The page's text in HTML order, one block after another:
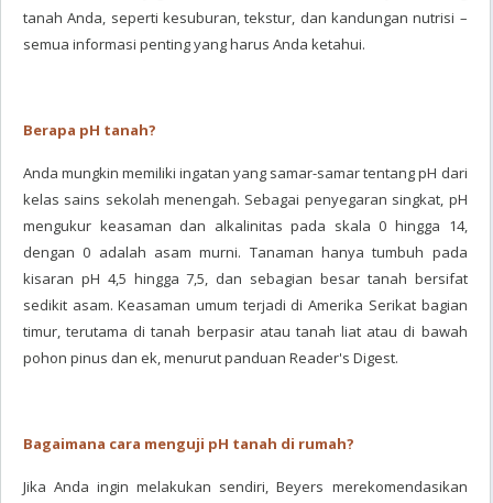
tanah Anda, seperti kesuburan, tekstur, dan kandungan nutrisi –
semua informasi penting yang harus Anda ketahui.
Berapa pH tanah?
Anda mungkin memiliki ingatan yang samar-samar tentang pH dari
kelas sains sekolah menengah. Sebagai penyegaran singkat, pH
mengukur keasaman dan alkalinitas pada skala 0 hingga 14,
dengan 0 adalah asam murni. Tanaman hanya tumbuh pada
kisaran pH 4,5 hingga 7,5, dan sebagian besar tanah bersifat
sedikit asam. Keasaman umum terjadi di Amerika Serikat bagian
timur, terutama di tanah berpasir atau tanah liat atau di bawah
pohon pinus dan ek, menurut panduan Reader's Digest.
Bagaimana cara menguji pH tanah di rumah?
Jika Anda ingin melakukan sendiri, Beyers merekomendasikan